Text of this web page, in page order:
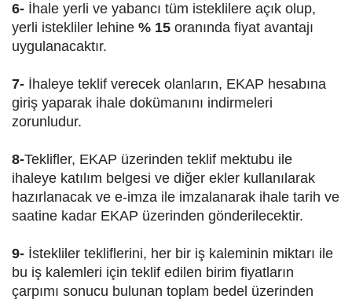
6- İhale yerli ve yabancı tüm isteklilere açık olup,
yerli istekliler lehine % 15 oranında fiyat avantajı
uygulanacaktır.
7- İhaleye teklif verecek olanların, EKAP hesabına
giriş yaparak ihale dokümanını indirmeleri
zorunludur.
8-Teklifler, EKAP üzerinden teklif mektubu ile
ihaleye katılım belgesi ve diğer ekler kullanılarak
hazırlanacak ve e-imza ile imzalanarak ihale tarih ve
saatine kadar EKAP üzerinden gönderilecektir.
9- İstekliler tekliflerini, her bir iş kaleminin miktarı ile
bu iş kalemleri için teklif edilen birim fiyatların
çarpımı sonucu bulunan toplam bedel üzerinden